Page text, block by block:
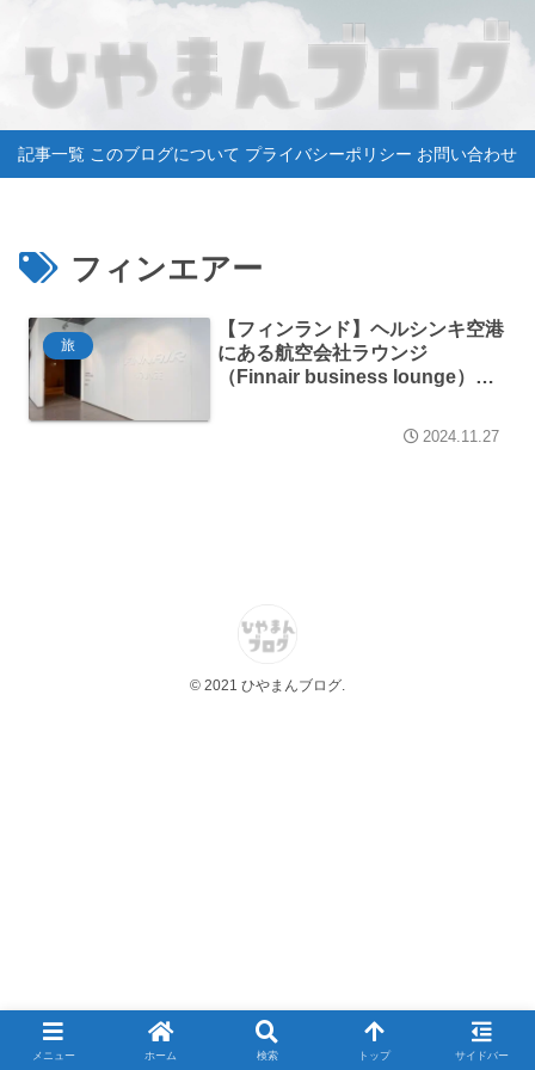
記事一覧 このブログについて プライバシーポリシー お問い合わせ
フィンエアー
旅
【フィンランド】ヘルシンキ空港
にある航空会社ラウンジ
（Finnair business lounge）に
2024.11.27
© 2021 ひやまんブログ.
メニュー ホーム 検索 トップ サイドバー